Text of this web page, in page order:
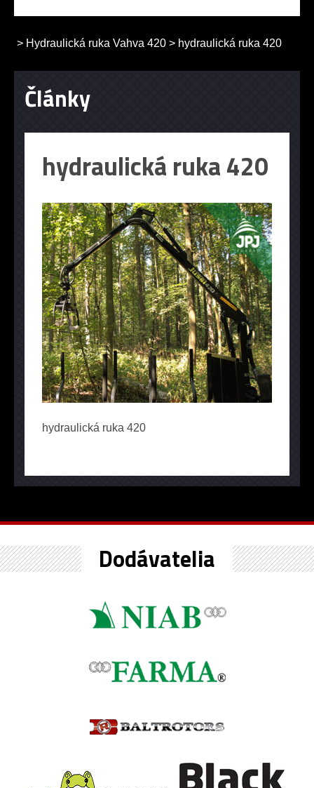
> Hydraulická ruka Vahva 420 > hydraulická ruka 420
Články
hydraulická ruka 420
hydraulická ruka 420
Dodávatelia